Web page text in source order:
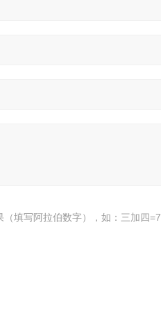
（填写阿拉伯数字），如：三加四=7